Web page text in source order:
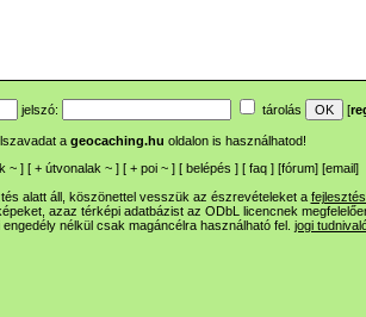
jelszó: tárolás [
a geocaching.hu oldalon is használhatod!
~ ] [ + útvonalak ~ ] [ + poi ~ ] [ belépés ] [ faq ] [fórum] [email]
alatt áll, köszönettel vesszük az észrevételeket a
azaz térképi adatbázist az ODbL licencnek
nélkül csak magáncélra használható fel. jogi